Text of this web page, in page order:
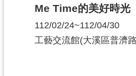
Me Time的美好時光
112/02/24~112/04/30
工藝交流館(大溪區普濟